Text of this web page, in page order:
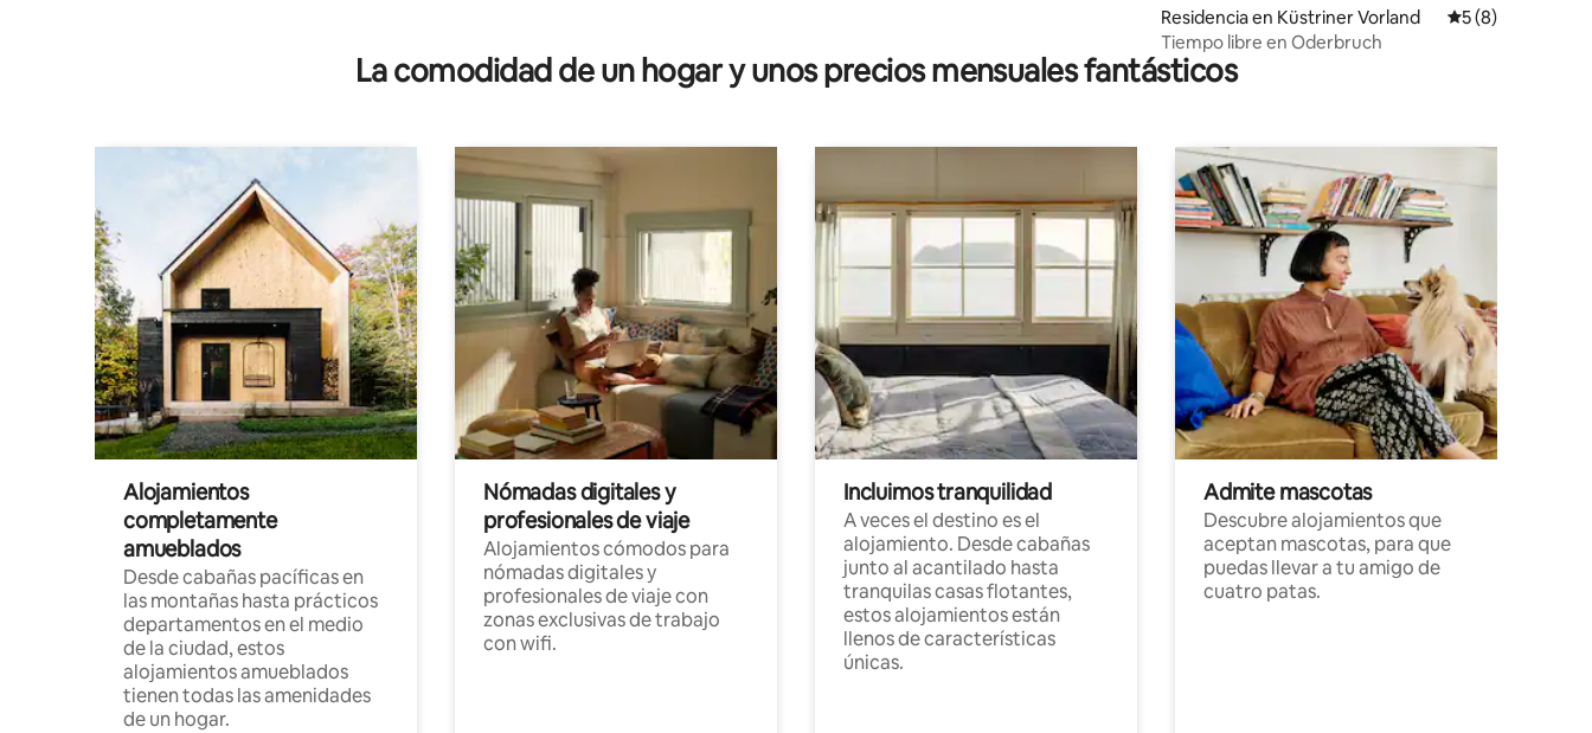
Residencia en Küstriner Vorland Calificación
5 (8)
Tiempo libre en Oderbruch
La comodidad de un hogar y unos precios mensuales fantásticos
Alojamientos
completamente
amueblados
Desde cabañas pacíficas en
las montañas hasta prácticos
departamentos en el medio
de la ciudad, estos
alojamientos amueblados
tienen todas las amenidades
de un hogar.
Nómadas digitales y
profesionales de viaje
Alojamientos cómodos para
nómadas digitales y
profesionales de viaje con
zonas exclusivas de trabajo
con wifi.
Incluimos tranquilidad
A veces el destino es el
alojamiento. Desde cabañas
junto al acantilado hasta
tranquilas casas flotantes,
estos alojamientos están
llenos de características
únicas.
Admite mascotas
Descubre alojamientos que
aceptan mascotas, para que
puedas llevar a tu amigo de
cuatro patas.